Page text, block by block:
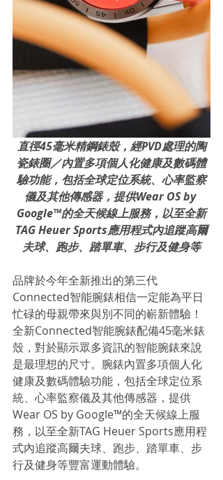
直徑45毫米精鋼錶殼，經PVD處理的陶
瓷錶圈／內置多項個人化健康及數碼體
驗功能，包括全球定位系統、心率監察
儀及其他傳感器，提供Wear OS by
Google™的全天候線上服務，以至全新
TAG Heuer Sports應用程式內追蹤高爾
夫球、跑步、踏單車、步行及健身等
品牌於今年全新推出的第三代
Connected智能腕錶相信一定能為平日
忙碌的母親帶來與別不同的嶄新體驗！
全新Connected智能腕錶配備45毫米錶
殼，對於顯示眾多資訊的智能腕錶來說
是最理想的尺寸。腕錶內置多項個人化
健康及數碼體驗功能，包括全球定位系
統、心率監察儀及其他傳感器，提供
Wear OS by Google™的全天候線上服
務，以至全新TAG Heuer Sports應用程
式內追蹤高爾夫球、跑步、踏單車、步
行及健身等豐富運動體驗。